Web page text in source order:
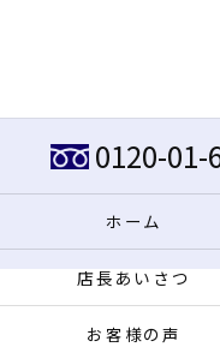
0120-01-
ホーム
店長あいさつ
お客様の声